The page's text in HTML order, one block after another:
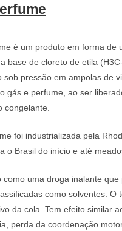
é um produto em forma de
base de cloreto de etila
sob pressão em ampolas de
gás e perfume, ao ser
congelante.
foi industrializada pela
o Brasil do início e até
como uma droga inalante que
como solventes. O
da cola. Tem efeito similar
perda da coordenação